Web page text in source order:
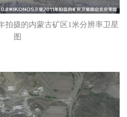
拍摄的内蒙古矿区1米分辨率卫星
图